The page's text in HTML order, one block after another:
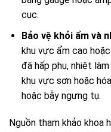
cục.
Bảo vệ khỏi ẩm và
khu vực ẩm cao
đã hấp phụ, nhiệt
khu vực sơn hoặc
hoặc bẫy ngưng tụ.
Nguồn tham khảo khoa